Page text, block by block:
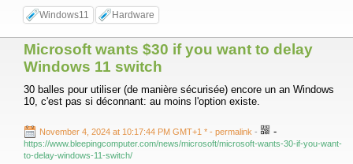
Windows11 Hardware
Microsoft wants $30 if you want to delay
Windows 11 switch
30 balles pour utiliser (de manière sécurisée) encore un an Windows
10, c'est pas si déconnant: au moins l'option existe.
November 4, 2024 at 10:17:44 PM GMT+1 * - permalink - -
https://www.bleepingcomputer.com/news/microsoft/microsoft-wants-30-if-you-want-
to-delay-windows-11-switch/